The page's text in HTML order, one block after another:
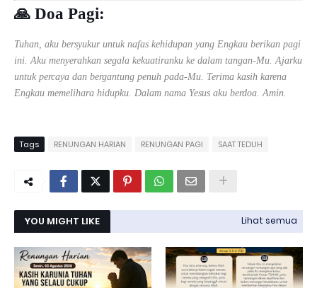
🙏 Doa Pagi:
Tuhan, aku bersyukur untuk nafas kehidupan yang Engkau berikan pagi
ini. Aku menyerahkan segala kekuatiranku ke dalam tangan-Mu. Ajarku
untuk percaya dan bergantung penuh pada-Mu. Terima kasih karena
Engkau memelihara hidupku. Dalam nama Yesus aku berdoa. Amin.
Tags RENUNGAN HARIAN RENUNGAN PAGI SAAT TEDUH
YOU MIGHT LIKE Lihat semua